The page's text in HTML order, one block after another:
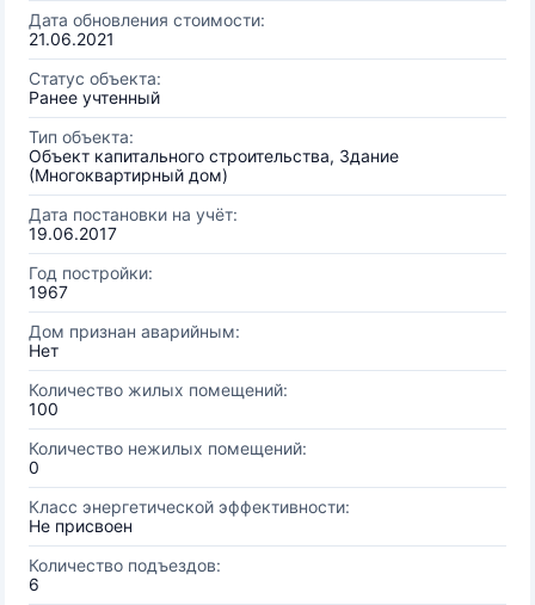
Дата обновления стоимости:
21.06.2021
Статус объекта:
Ранее учтенный
Тип объекта:
Объект капитального строительства, Здание
(Многоквартирный дом)
Дата постановки на учёт:
19.06.2017
Год постройки:
1967
Дом признан аварийным:
Нет
Количество жилых помещений:
100
Количество нежилых помещений:
0
Класс энергетической эффективности:
Не присвоен
Количество подъездов:
6